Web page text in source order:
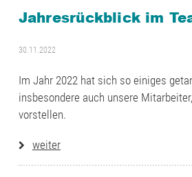
Jahresrückblick im
30.11.2022
Im Jahr 2022 hat sich so einiges
insbesondere auch unsere
vorstellen.
weiter